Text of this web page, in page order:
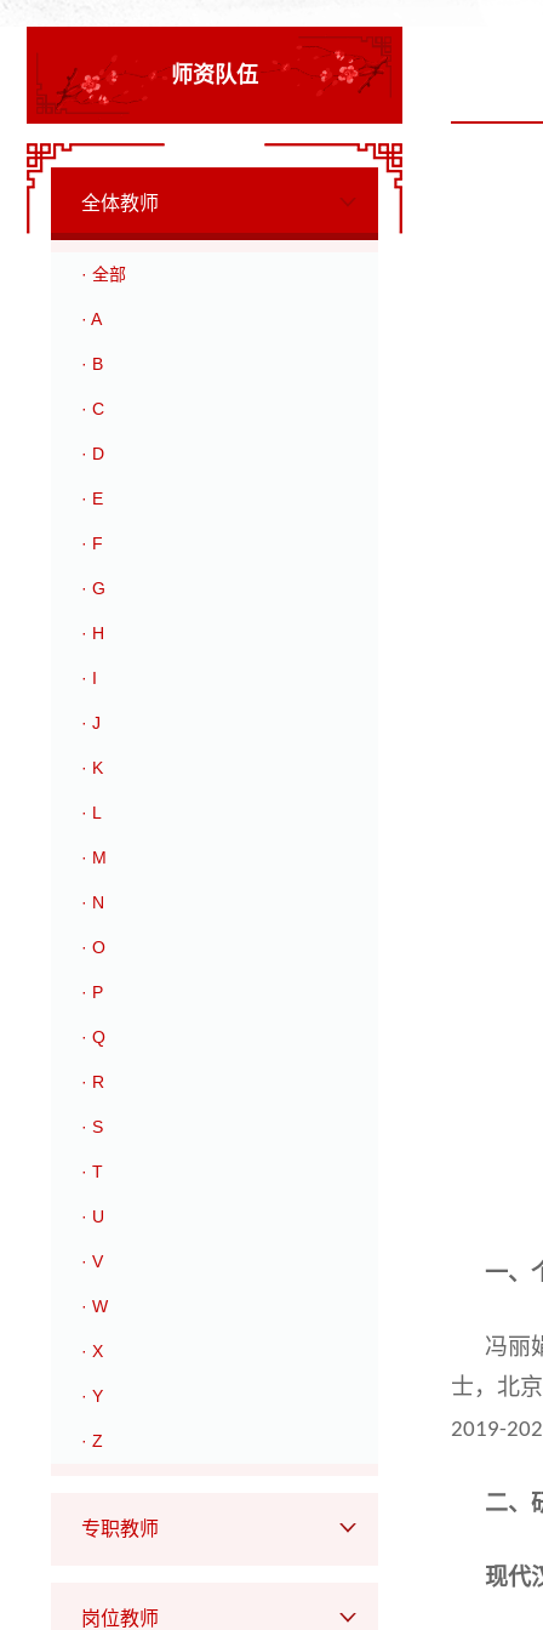
师资队伍
全体教师
· 全部
· A
· B
· C
· D
· E
· F
· G
· H
· I
· J
· K
· L
· M
· N
· O
· P
· Q
· R
· S
· T
· U
· V
· W
· X
· Y
· Z
专职教师
岗位教师
一、
冯丽
士，北
2019-
二、
现代